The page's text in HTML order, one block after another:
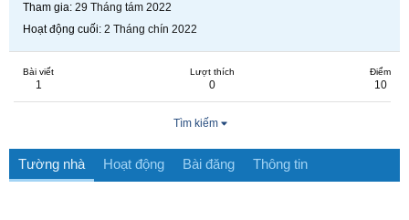
Tham gia 29 Tháng tám 2022
Hoạt động cuối 2 Tháng chín 2022
Bài viết
1
Lượt thích
0
Điểm
10
Tìm kiếm
Tường nhà Hoạt động Bài đăng Thông tin